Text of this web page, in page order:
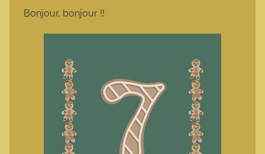
r
t
t
e
Bonjour, bonjour !!